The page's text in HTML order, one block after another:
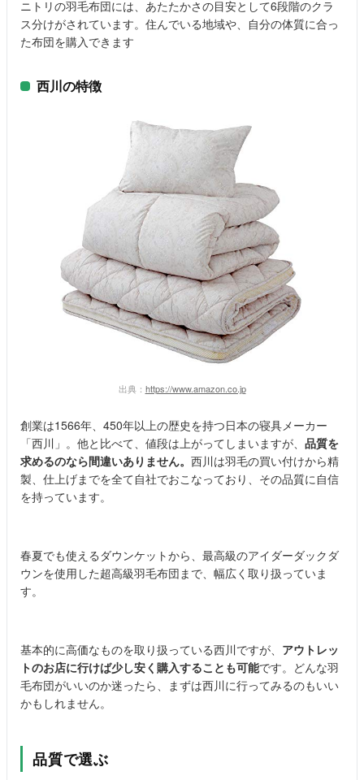
ニトリの羽毛布団には、あたたかさの目安として6段階のクラ
ス分けがされています。住んでいる地域や、自分の体質に合っ
た布団を購入できます
西川の特徴
出典： https://www.amazon.co.jp
創業は1566年、450年以上の歴史を持つ日本の寝具メーカー
「西川」。他と比べて、値段は上がってしまいますが、 品質を
求めるのなら間違いありません。 西川は羽毛の買い付けから精
製、仕上げまでを全て自社でおこなっており、その品質に自信
を持っています。
春夏でも使えるダウンケットから、最高級のアイダーダックダ
ウンを使用した超高級羽毛布団まで、幅広く取り扱っていま
す。
基本的に高価なものを取り扱っている西川ですが、 アウトレッ
トのお店に行けば少し安く購入することも可能です。どんな羽
毛布団がいいのか迷ったら、まずは西川に行ってみるのもいい
かもしれません。
品質で選ぶ